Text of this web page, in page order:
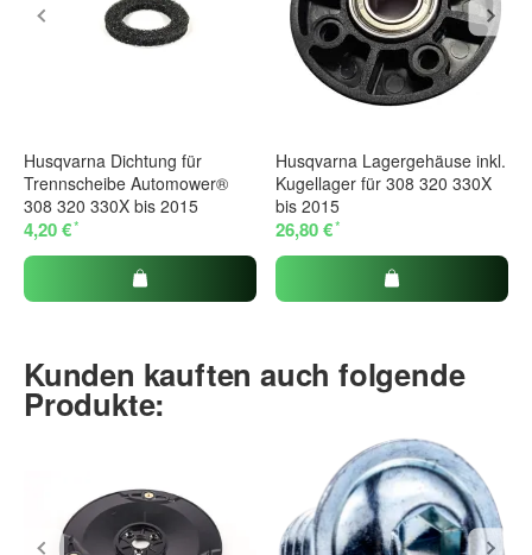
Husqvarna Dichtung für
Trennscheibe Automower®
308 320 330X bis 2015
4,20 €*
Husqvarna Lagergehäuse inkl.
Kugellager für 308 320 330X
bis 2015
26,80 €*
Kunden kauften auch folgende
Produkte: